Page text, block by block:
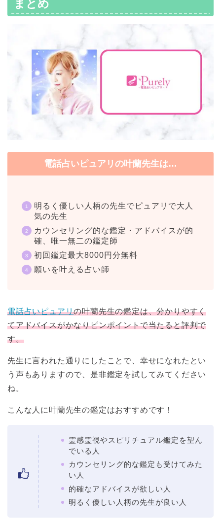
まとめ
電話占いピュアリの叶蘭先生は…
明るく優しい人柄の先生でピュアリで大人
気の先生
カウンセリング的な鑑定・アドバイスが的
確、唯一無二の鑑定師
初回鑑定最大8000円分無料
願いを叶える占い師
電話占いピュアリの叶蘭先生の鑑定は、分かりやすく
てアドバイスがかなりピンポイントで当たると評判で
す。
先生に言われた通りにしたことで、幸せになれたとい
う声もありますので、是非鑑定を試してみてください
ね。
こんな人に叶蘭先生の鑑定はおすすめです！
霊感霊視やスピリチュアル鑑定を望ん
でいる人
カウンセリング的な鑑定も受けてみた
い人
的確なアドバイスが欲しい人
明るく優しい人柄の先生が良い人